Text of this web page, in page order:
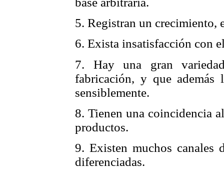
5. Registran un crecimiento,
6. Exista insatisfacción con
7. Hay una gran
fabricación, y que además
sensiblemente.
8. Tienen una coincidencia
productos.
9. Existen muchos
diferenciadas.